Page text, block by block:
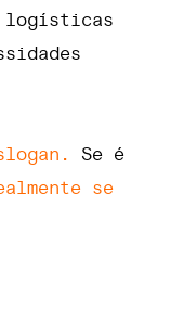
logísticas
Se é
se